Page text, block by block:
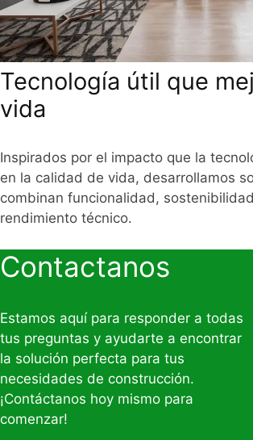
Tecnología útil que
vida
Inspirados por el impacto que la
en la calidad de vida, desarrollamos
combinan funcionalidad,
rendimiento técnico.
Contactanos
Estamos aquí para responder a todas
tus preguntas y ayudarte a encontrar
la solución perfecta para tus
necesidades de construcción.
¡Contáctanos hoy mismo para
comenzar!